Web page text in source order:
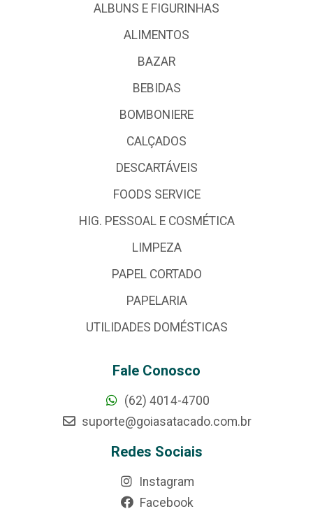
ALBUNS E FIGURINHAS
ALIMENTOS
BAZAR
BEBIDAS
BOMBONIERE
CALÇADOS
DESCARTÁVEIS
FOODS SERVICE
HIG. PESSOAL E COSMÉTICA
LIMPEZA
PAPEL CORTADO
PAPELARIA
UTILIDADES DOMÉSTICAS
Fale Conosco
(62) 4014-4700
suporte@goiasatacado.com.br
Redes Sociais
Instagram
Facebook